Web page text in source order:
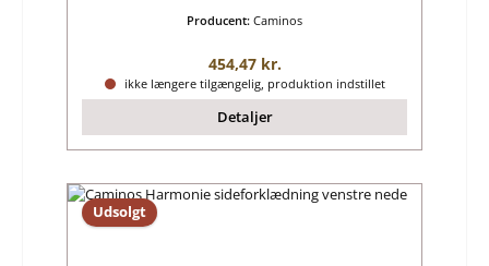
Producent: Caminos
Almindelig pris:
454,47 kr.
ikke længere tilgængelig, produktion indstillet
Detaljer
Udsolgt